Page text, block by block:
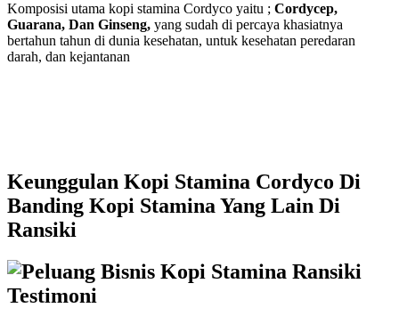
Komposisi utama kopi stamina Cordyco yaitu ; Cordycep,
Guarana, Dan Ginseng, yang sudah di percaya khasiatnya
bertahun tahun di dunia kesehatan, untuk kesehatan peredaran
darah, dan kejantanan
Keunggulan Kopi Stamina Cordyco Di
Banding Kopi Stamina Yang Lain Di
Ransiki